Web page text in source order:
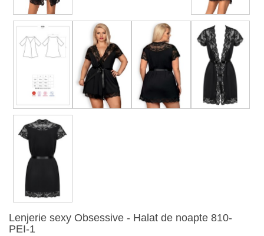
Lenjerie sexy Obsessive - Halat de noapte 810-
PEI-1